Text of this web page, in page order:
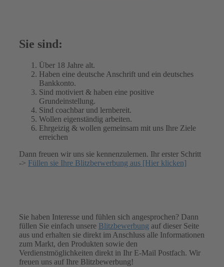
Sie sind:
Über 18 Jahre alt.
Haben eine deutsche Anschrift und ein deutsches
Bankkonto.
Sind motiviert & haben eine positive
Grundeinstellung.
Sind coachbar und lernbereit.
Wollen eigenständig arbeiten.
Ehrgeizig & wollen gemeinsam mit uns Ihre Ziele
erreichen
Dann freuen wir uns sie kennenzulernen. Ihr erster Schritt
-> Füllen sie Ihre Blitzberwerbung aus [Hier klicken]
Sie haben Interesse und fühlen sich angesprochen? Dann
füllen Sie einfach unsere Blitzbewerbung auf dieser Seite
aus und erhalten sie direkt im Anschluss alle Informationen
zum Markt, den Produkten sowie den
Verdienstmöglichkeiten direkt in Ihr E-Mail Postfach. Wir
freuen uns auf Ihre Blitzbewerbung!